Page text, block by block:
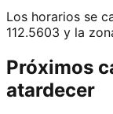
Los horarios se
112.5603 y la
Próximos
atardecer